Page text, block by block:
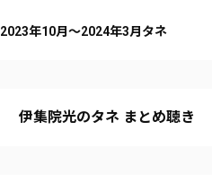
2023年10月～2024年3月タネ
伊集院光のタネ まとめ聴き